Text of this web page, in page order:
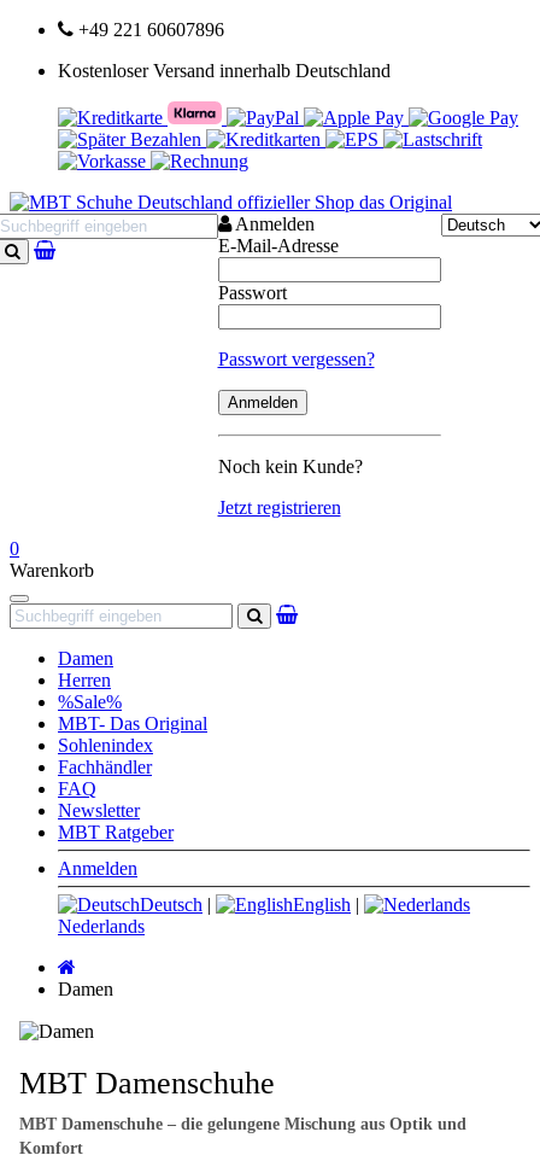
+49 221 60607896
Kostenloser Versand innerhalb Deutschland
Suchen
Anmelden
E-Mail-Adresse
Passwort
Passwort vergessen?
Noch kein Kunde?
Jetzt registrieren
0
Warenkorb
Navigation
Suchen
Damen
Herren
%Sale%
MBT- Das Original
Sohlenindex
Fachhändler
FAQ
Newsletter
MBT Ratgeber
Anmelden
Deutsch | English |
Nederlands
Damen
MBT Damenschuhe
MBT Damenschuhe – die gelungene Mischung aus Optik und
Komfort